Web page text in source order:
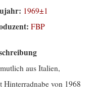
1969±1
FBP
aus Italien,
Hinterradnabe von 1968